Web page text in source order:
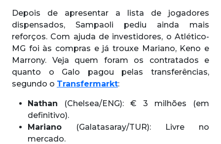
Depois de apresentar a lista de jogadores
dispensados, Sampaoli pediu ainda mais
reforços. Com ajuda de investidores, o Atlético-
MG foi às compras e já trouxe Mariano, Keno e
Marrony. Veja quem foram os contratados e
quanto o Galo pagou pelas transferências,
segundo o Transfermarkt:
Nathan (Chelsea/ENG): € 3 milhões (em
definitivo).
Mariano (Galatasaray/TUR): Livre no
mercado.